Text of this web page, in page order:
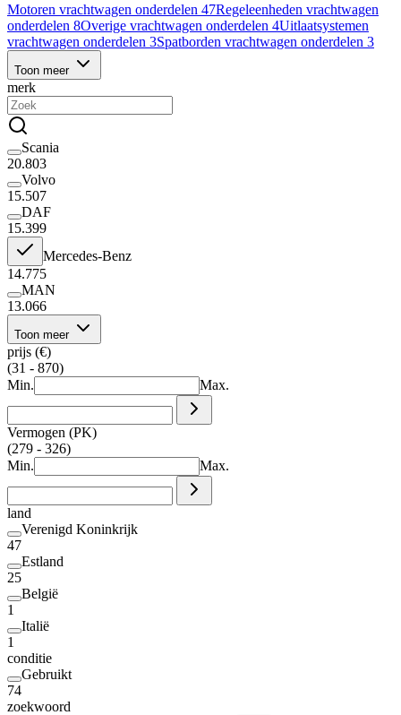
Motoren vrachtwagen onderdelen 47Regeleenheden vrachtwagen
onderdelen 8Overige vrachtwagen onderdelen 4Uitlaatsystemen
vrachtwagen onderdelen 3Spatborden vrachtwagen onderdelen 3
Toon meer
merk
Scania
20.803
Volvo
15.507
DAF
15.399
Mercedes-Benz
14.775
MAN
13.066
Toon meer
prijs (€)
(31 - 870)
Min.
Max.
Vermogen (PK)
(279 - 326)
Min.
Max.
land
Verenigd Koninkrijk
47
Estland
25
België
1
Italië
1
conditie
Gebruikt
74
zoekwoord